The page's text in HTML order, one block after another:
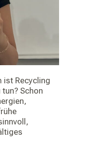
ist Recycling
Schon